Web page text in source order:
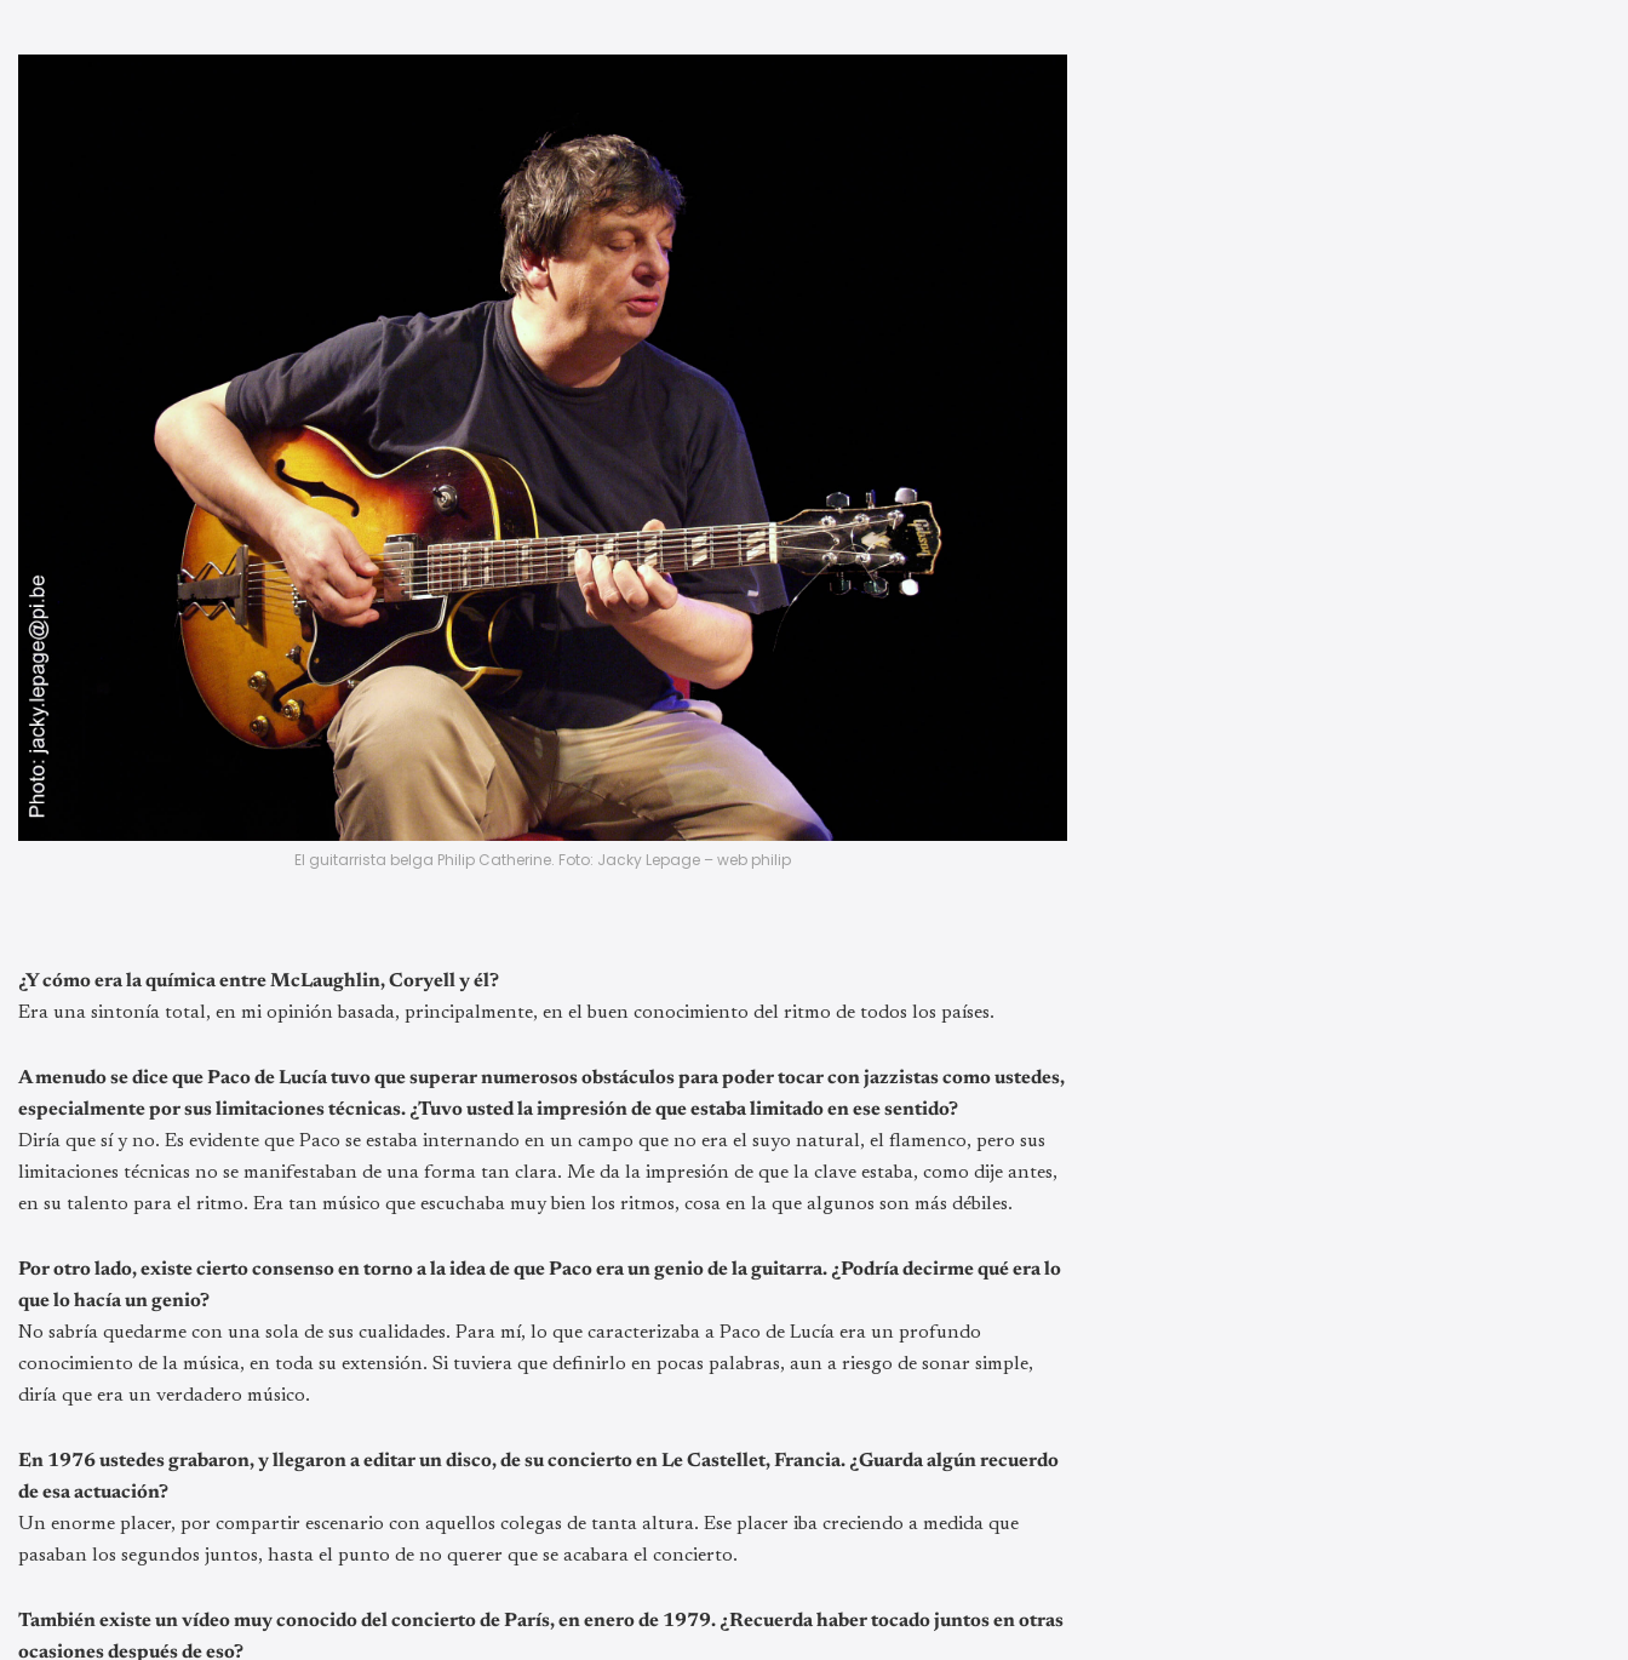
El guitarrista belga Philip Catherine. Foto: Jacky Lepage – web philip
¿Y cómo era la química entre McLaughlin, Coryell y él?
Era una sintonía total, en mi opinión basada, principalmente, en el buen conocimiento del ritmo de todos los países.
A menudo se dice que Paco de Lucía tuvo que superar numerosos obstáculos para poder tocar con jazzistas como ustedes,
especialmente por sus limitaciones técnicas. ¿Tuvo usted la impresión de que estaba limitado en ese sentido?
Diría que sí y no. Es evidente que Paco se estaba internando en un campo que no era el suyo natural, el flamenco, pero sus
limitaciones técnicas no se manifestaban de una forma tan clara. Me da la impresión de que la clave estaba, como dije antes,
en su talento para el ritmo. Era tan músico que escuchaba muy bien los ritmos, cosa en la que algunos son más débiles.
Por otro lado, existe cierto consenso en torno a la idea de que Paco era un genio de la guitarra. ¿Podría decirme qué era lo
que lo hacía un genio?
No sabría quedarme con una sola de sus cualidades. Para mí, lo que caracterizaba a Paco de Lucía era un profundo
conocimiento de la música, en toda su extensión. Si tuviera que definirlo en pocas palabras, aun a riesgo de sonar simple,
diría que era un verdadero músico.
En 1976 ustedes grabaron, y llegaron a editar un disco, de su concierto en Le Castellet, Francia. ¿Guarda algún recuerdo
de esa actuación?
Un enorme placer, por compartir escenario con aquellos colegas de tanta altura. Ese placer iba creciendo a medida que
pasaban los segundos juntos, hasta el punto de no querer que se acabara el concierto.
También existe un vídeo muy conocido del concierto de París, en enero de 1979. ¿Recuerda haber tocado juntos en otras
ocasiones después de eso?